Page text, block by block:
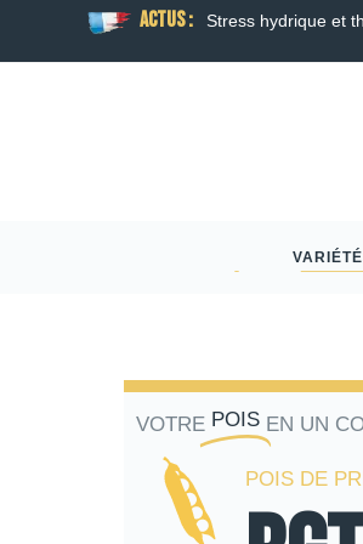
ACTUS : Guide Semis
VOTRE POIS EN UN
POIS DE